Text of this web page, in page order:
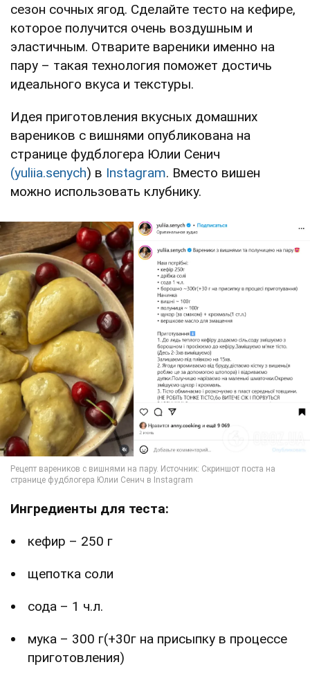
сезон сочных ягод. Сделайте тесто на кефире,
которое получится очень воздушным и
эластичным. Отварите вареники именно на
пару – такая технология поможет достичь
идеального вкуса и текстуры.
Идея приготовления вкусных домашних
вареников с вишнями опубликована на
странице фудблогера Юлии Сенич
(yuliia.senych) в Instagram. Вместо вишен
можно использовать клубнику.
Ингредиенты для теста:
кефир – 250 г
щепотка соли
сода – 1 ч.л.
мука – 300 г(+30г на присыпку в процессе
приготовления)